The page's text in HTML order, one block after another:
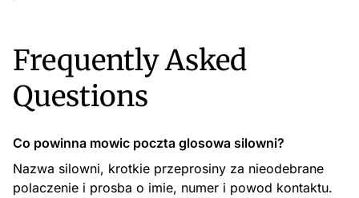
Frequently Asked
Questions
Co powinna mowic poczta glosowa silowni?
Nazwa silowni, krotkie przeprosiny za nieodebrane
polaczenie i prosba o imie, numer i powod kontaktu.